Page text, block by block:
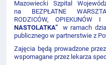
Mazowiecki Szpital
na BEZPŁATNE
RODZICÓW, OPIEKUNÓW I
NASTOLATKA” w ramach
publicznego w partnerstwie z
Zajęcia będą prowadzone
wspomagane przez lekarza